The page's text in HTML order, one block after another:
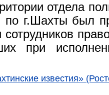
отдела
по г.Шахты был
сотрудников
при
известия»